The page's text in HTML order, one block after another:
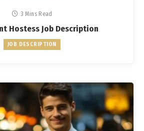
3 Mins Read
Hostess Job Description
JOB DESCRIPTION